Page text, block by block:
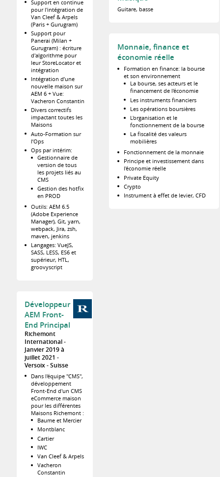
Support en continue
pour l'intégration de
Van Cleef & Arpels
(Paris + Gurugram)
Support pour
Panerai (Milan +
Gurugram) : écriture
d'algorithme pour
leur StoreLocator et
intégration
Intégration d’une
nouvelle maison sur
AEM 6 + Vue:
Vacheron Constantin
Divers correctifs
impactant toutes les
Maisons
Auto-Formation sur
l’Ops
Ops par intérim:
Gestionnaire de
version de tous
les projets liés au
CMS
Gestion des hotfix
en PROD
Outils: AEM 6.5
(Adobe Experience
Manager), Git, yarn,
webpack, Jira, zsh,
maven, jenkins
Langages: VueJS,
SASS, LESS, ES6 et
supérieur, HTL,
groovyscript
Développeur
AEM Front-
End Principal
Richemont
International
Janvier 2019 à
juillet 2021
Versoix Suisse
Dans l'équipe "CMS",
développement
Front-End d'un CMS
eCommerce maison
pour les différentes
Maisons Richemont :
Baume et Mercier
Montblanc
Cartier
IWC
Van Cleef & Arpels
Vacheron
Constantin
Guitare, basse
Monnaie, finance et
économie réelle
Formation en finance: la bourse
et son environnement
La bourse, ses acteurs et le
financement de l'économie
Les instruments financiers
Les opérations boursières
L'organisation et le
fonctionnement de la bourse
La fiscalité des valeurs
mobilières
Fonctionnement de la monnaie
Principe et investissement dans
l'économie réelle
Private Equity
Crypto
Instrument à effet de levier, CFD